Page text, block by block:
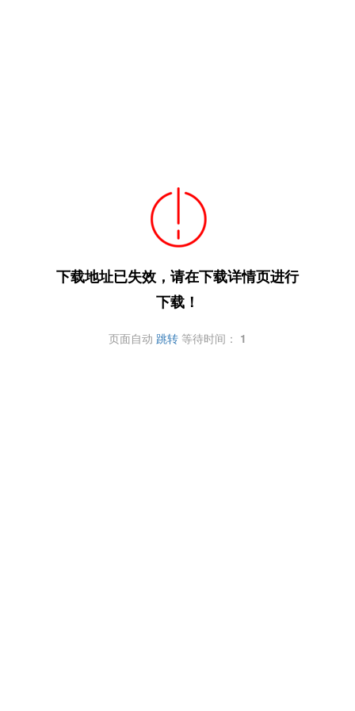
下载地址已失效，请在下载详情页进行
下载！
页面自动 跳转 等待时间： 1